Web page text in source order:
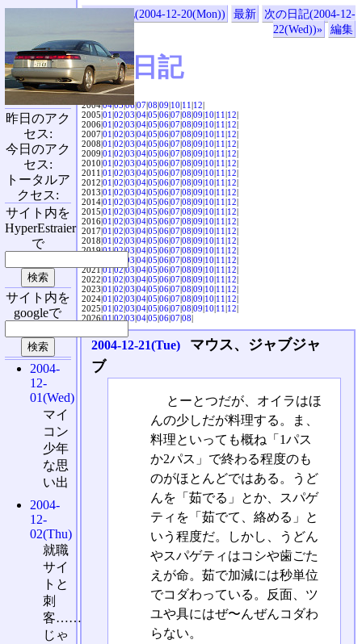
«前の日記(2004-12-20(Mon)) 最新
次の日記(2004-12-
22(Wed))»
編集
SVX日記
2004|04|05|06|07|08|09|10|11|12|
2005|01|02|03|04|05|06|07|08|09|10|11|12|
2006|01|02|03|04|05|06|07|08|09|10|11|12|
2007|01|02|03|04|05|06|07|08|09|10|11|12|
2008|01|02|03|04|05|06|07|08|09|10|11|12|
2009|01|02|03|04|05|06|07|08|09|10|11|12|
2010|01|02|03|04|05|06|07|08|09|10|11|12|
2011|01|02|03|04|05|06|07|08|09|10|11|12|
2012|01|02|03|04|05|06|07|08|09|10|11|12|
2013|01|02|03|04|05|06|07|08|09|10|11|12|
2014|01|02|03|04|05|06|07|08|09|10|11|12|
2015|01|02|03|04|05|06|07|08|09|10|11|12|
2016|01|02|03|04|05|06|07|08|09|10|11|12|
2017|01|02|03|04|05|06|07|08|09|10|11|12|
2018|01|02|03|04|05|06|07|08|09|10|11|12|
2019|01|02|03|04|05|06|07|08|09|10|11|12|
03|04|05|06|07|08|09|10|11|12|
2021|01|02|03|04|05|06|07|08|09|10|11|12|
2022|01|02|03|04|05|06|07|08|09|10|11|12|
2023|01|02|03|04|05|06|07|08|09|10|11|12|
2024|01|02|03|04|05|06|07|08|09|10|11|12|
2025|01|02|03|04|05|06|07|08|09|10|11|12|
2026|01|02|03|04|05|06|07|08|
2004-12-21(Tue)
マウス、ジャブジャ
ブ
とーとつだが、オイラはほ
んの少しだが料理する。ま、
料理といっても概ね「1パス
か2パス」で終わる程度のも
のがほとんどではある。うど
んを「茹でる」とか、スパゲ
ティを「茹でて、絡める」と
いう程度だ。しかし、うどん
やスパゲティはコシや歯ごた
えが命。茹で加減には秒単位
でコダわっている。反面、ツ
ユや具にはぜ〜んぜんコダわ
らない。
昨日のアク
セス:
今日のアク
セス:
トータルア
クセス:
サイト内を
HyperEstraier
で
サイト内を
googleで
2004-
12-
01(Wed)
マイ
コン
少年
な思
い出
2004-
12-
02(Thu)
就職
サイ
トと
刺
客……
じゃ